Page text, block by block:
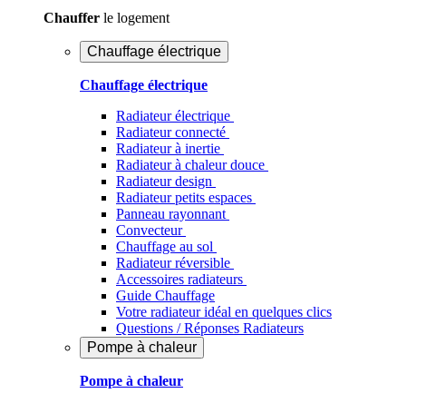
Chauffer le logement
Chauffage électrique
Chauffage électrique
Radiateur électrique
Radiateur connecté
Radiateur à inertie
Radiateur à chaleur douce
Radiateur design
Radiateur petits espaces
Panneau rayonnant
Convecteur
Chauffage au sol
Radiateur réversible
Accessoires radiateurs
Guide Chauffage
Votre radiateur idéal en quelques clics
Questions / Réponses Radiateurs
Pompe à chaleur
Pompe à chaleur